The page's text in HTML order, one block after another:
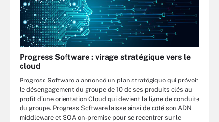
Progress Software : virage stratégique vers le
cloud
Progress Software a annoncé un plan stratégique qui prévoit
le désengagement du groupe de 10 de ses produits clés au
profit d’une orientation Cloud qui devient la ligne de conduite
du groupe. Progress Software laisse ainsi de côté son ADN
middleware et SOA on-premise pour se recentrer sur le